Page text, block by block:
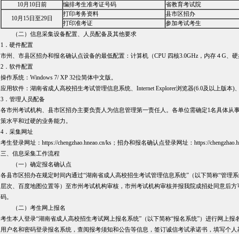
10月10日前
编排考生准考证号码
省教育考试院
10月15日至29日
打印考务资料
县市区招办
打印准考证
参加考试考生
（二）信息采集设备配置、人员配备及其他要求
1．硬件配置
市州、市县区招办和报名确认点设备的最低配置：计算机（CPU 四核3.0GHz，内存４G、
2．软件配置
操作系统：Windows 7/ XP 32位简体中文版。
应用软件：湖南省成人高校招生考试管理信息系统、Internet Explorer浏览器(6.0及以上版本)
3．管理人员配备
各市州考试机构、县市区招办主要负责人为信息管理第一责任人。各单位需确定1名具体
策水平和过硬的业务能力。
4．采集网址
考生登录网址：https://chengzhao.hneao.cn/ks；招办和报名确认点登录网址：https://
三、信息采集工作流程
（一）确定报名确认点
各县市区招办在规定时间内通过“湖南省成人高校招生考试管理信息系统”（以下简称“管
层次、百度地图位置等）至市州考试机构审核，市州考试机构审核并报我院成招处同意后
码。
（二）考生网上报名
考生本人登录“湖南省成人高校招生考试网上报名系统”（以下简称“报名系统”）进行网上
用户名和密码登录报名系统，查阅报考须知和公告等信息，签订诚信考试承诺书，填写个